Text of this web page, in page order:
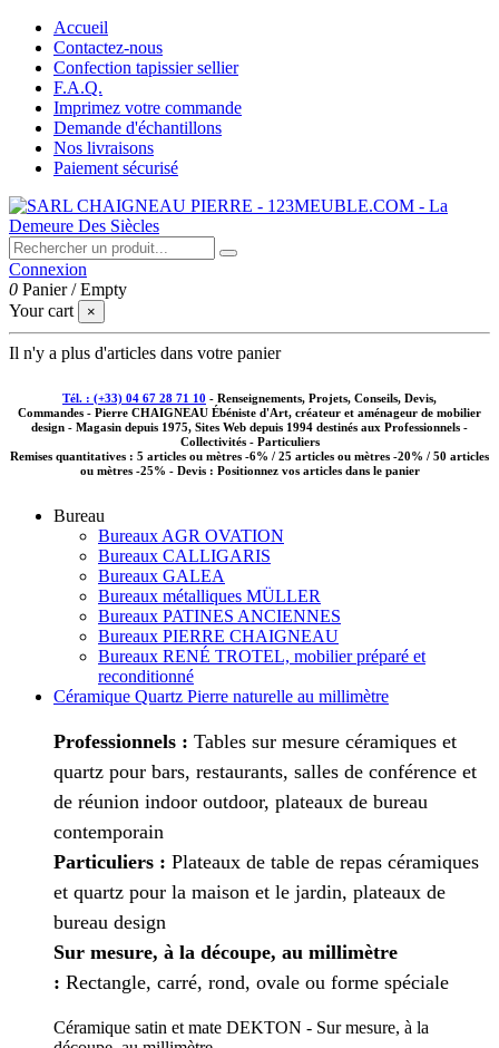
Accueil
Contactez-nous
Confection tapissier sellier
F.A.Q.
Imprimez votre commande
Demande d'échantillons
Nos livraisons
Paiement sécurisé
Connexion
0 Panier /Empty
Your cart
×
Il n'y a plus d'articles dans votre panier
Tél. : (+33) 04 67 28 71 10 - Renseignements, Projets, Conseils, Devis,
Commandes - Pierre CHAIGNEAU Ébéniste d'Art, créateur et aménageur de mobilier
design - Magasin depuis 1975, Sites Web depuis 1994 destinés aux Professionnels -
Collectivités - Particuliers
Remises quantitatives : 5 articles ou mètres -6% / 25 articles ou mètres -20% / 50 articles
ou mètres -25% - Devis : Positionnez vos articles dans le panier
Bureau
Bureaux AGR OVATION
Bureaux CALLIGARIS
Bureaux GALEA
Bureaux métalliques MÜLLER
Bureaux PATINES ANCIENNES
Bureaux PIERRE CHAIGNEAU
Bureaux RENÉ TROTEL, mobilier préparé et
reconditionné
Céramique Quartz Pierre naturelle au millimètre
Professionnels : Tables sur mesure céramiques et
quartz pour bars, restaurants, salles de conférence et
de réunion indoor outdoor, plateaux de bureau
contemporain
Particuliers : Plateaux de table de repas céramiques
et quartz pour la maison et le jardin, plateaux de
bureau design
Sur mesure, à la découpe, au millimètre
: Rectangle, carré, rond, ovale ou forme spéciale
Céramique satin et mate DEKTON - Sur mesure, à la